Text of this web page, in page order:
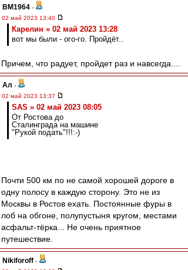
BM1964 -
02 май 2023 13:40
Карелин » 02 май 2023 13:28
вот мы были - ого-го. Пройдёт..
Причем, что радует, пройдет раз и навсегда....
Ал -
02 май 2023 13:37
SAS » 02 май 2023 08:05
От Ростова до
Сталинграда на машине
"Рукой подать"!!!:-)
Почти 500 км по не самой хорошей дороге в
одну полосу в каждую сторону. Это не из
Москвы в Ростов ехать. Постоянные фуры в
лоб на обгоне, полупустыня кругом, местами
асфальт-тёрка... Не очень приятное
путешествие.
Nikiforoff -